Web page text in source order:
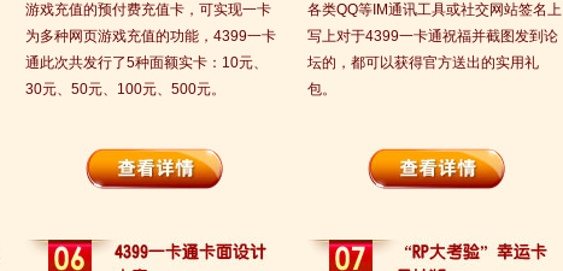
游戏充值的预付费充值卡，可实现一卡
为多种网页游戏充值的功能，4399一卡
通此次共发行了5种面额实卡：10元、
30元、50元、100元、500元。
各类QQ等IM通讯工具或社交网站签名上
写上对于4399一卡通祝福并截图发到论
坛的，都可以获得官方送出的实用礼
包。